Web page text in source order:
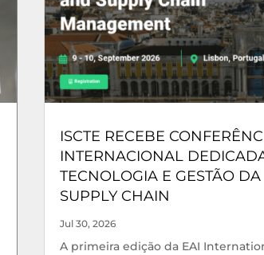
ISCTE RECEBE
INTERNACIONAL
TECNOLOGIA E GESTÃO DA
SUPPLY CHAIN
Jul 30, 2026
A primeira edição da EAI